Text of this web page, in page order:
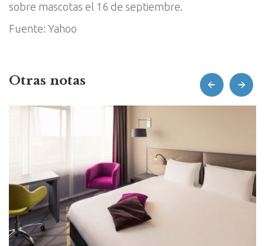
sobre mascotas el 16 de septiembre.
Fuente: Yahoo
Otras notas prev next